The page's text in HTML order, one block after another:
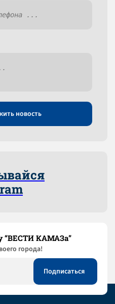
новость
“ВЕСТИ КАМАЗа”
города!